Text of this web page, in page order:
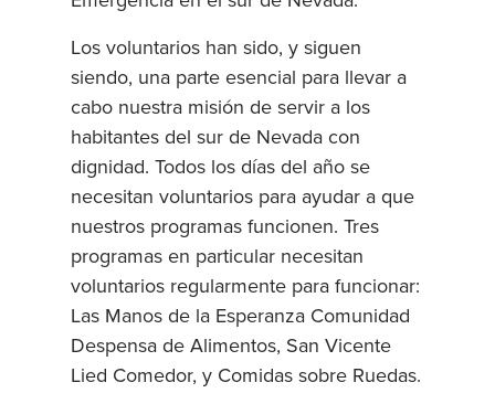
Los voluntarios han sido, y siguen
siendo, una parte esencial para llevar a
cabo nuestra misión de servir a los
habitantes del sur de Nevada con
dignidad. Todos los días del año se
necesitan voluntarios para ayudar a que
nuestros programas funcionen. Tres
programas en particular necesitan
voluntarios regularmente para funcionar:
Las Manos de la Esperanza Comunidad
Despensa de Alimentos, San Vicente
Lied Comedor, y Comidas sobre Ruedas.